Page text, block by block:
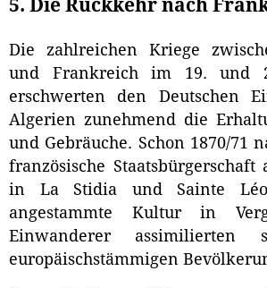
5. Die Rückkehr nach
Die zahlreichen Kriege
und Frankreich im 19. und
erschwerten den Deutschen
Algerien zunehmend die
und Gebräuche. Schon 1870/71
französische
in La Stidia und Sainte
angestammte Kultur in
Einwanderer
europäischstämmigen